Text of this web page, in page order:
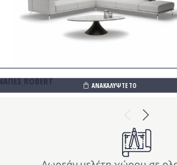
Previous
ROBERT ΑΝΑΚΑΛΥΨΤΕ ΤΟ
Next